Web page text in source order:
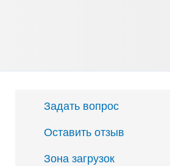
Задать вопрос
Оставить отзыв
Зона загрузок